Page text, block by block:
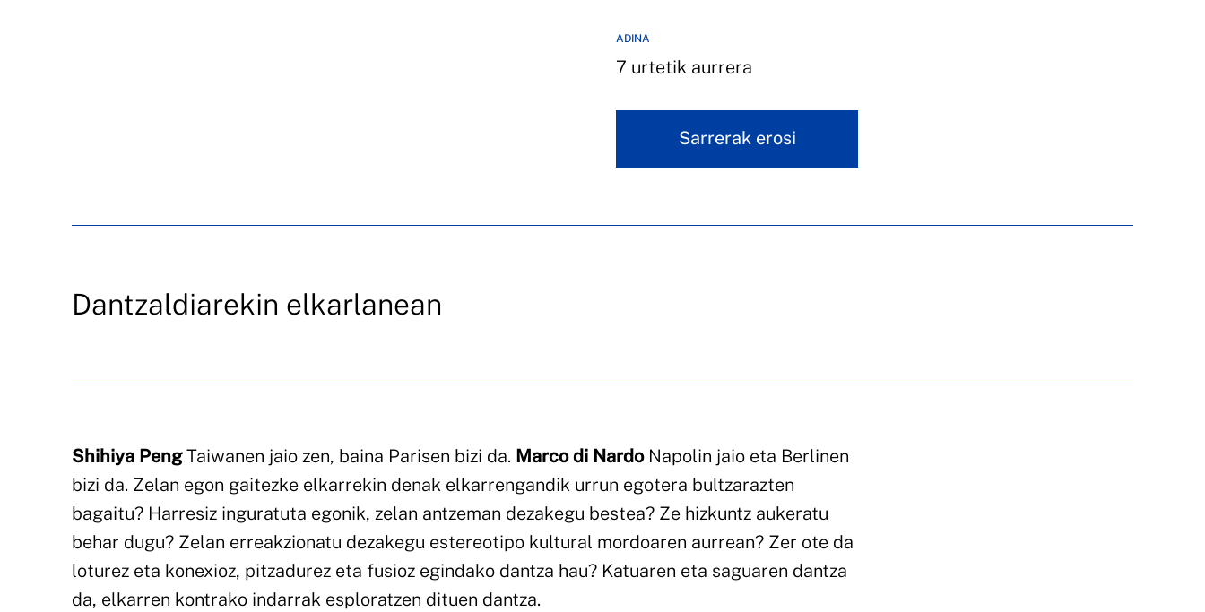
ADINA
7 urtetik aurrera
Sarrerak erosi
Dantzaldiarekin elkarlanean
Shihiya PengTaiwanen jaio zen, baina Parisen bizi da. Marco di NardoNapolin jaio eta Berlinen
bizi da. Zelan egon gaitezke elkarrekin denak elkarrengandik urrun egotera bultzarazten
bagaitu? Harresiz inguratuta egonik, zelan antzeman dezakegu bestea? Ze hizkuntz aukeratu
behar dugu? Zelan erreakzionatu dezakegu estereotipo kultural mordoaren aurrean? Zer ote da
loturez eta konexioz, pitzadurez eta fusioz egindako dantza hau? Katuaren eta saguaren dantza
da, elkarren kontrako indarrak esploratzen dituen dantza.